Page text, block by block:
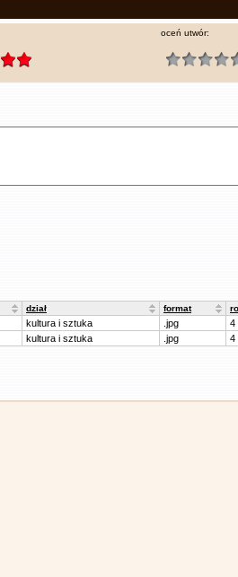
oceń utwór:
dział format
kultura i sztuka .jpg
4
kultura i sztuka .jpg 4